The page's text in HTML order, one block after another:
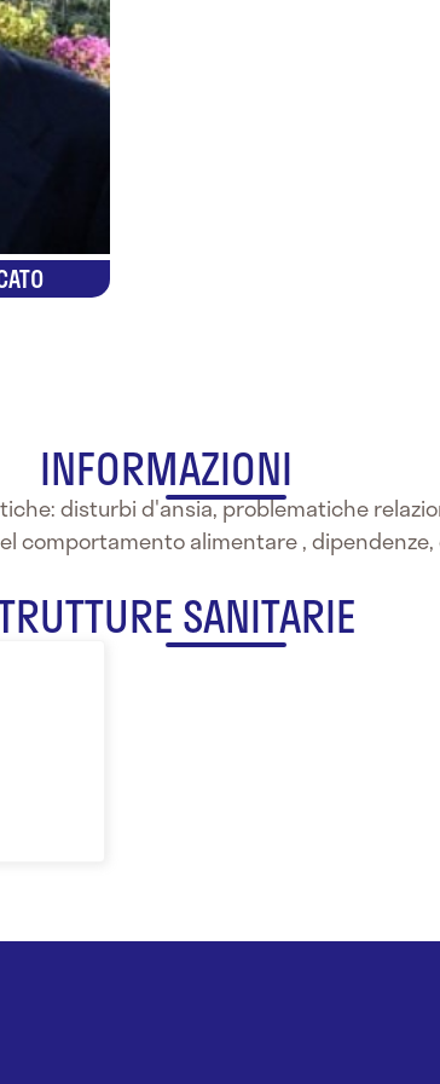
INFORMAZIONI
disturbi d'ansia, problematiche
comportamento alimentare ,
SANITARIE